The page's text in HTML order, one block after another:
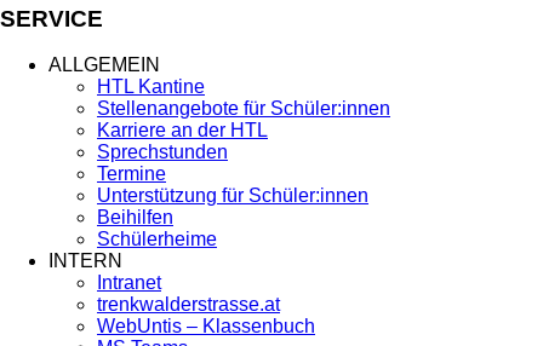
SERVICE
ALLGEMEIN
HTL Kantine
Stellenangebote für Schüler:innen
Karriere an der HTL
Sprechstunden
Termine
Unterstützung für Schüler:innen
Beihilfen
Schülerheime
INTERN
Intranet
trenkwalderstrasse.at
WebUntis – Klassenbuch